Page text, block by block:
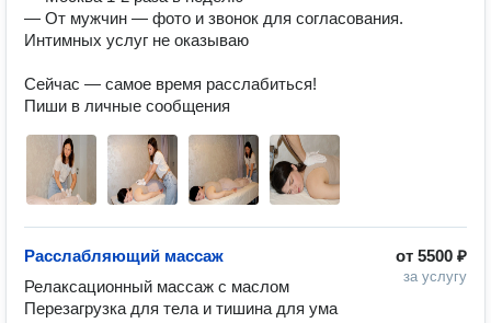
— От мужчин — фото и звонок для согласования.
Интимных услуг не оказываю
Сейчас — самое время расслабиться!
Пиши в личные сообщения
от 5500 ₽
за услугу
Расслабляющий массаж
Релаксационный массаж с маслом
Перезагрузка для тела и тишина для ума